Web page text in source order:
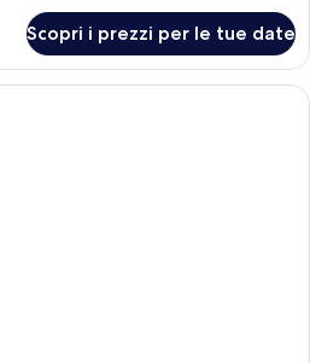
Scopri i prezzi per le tue date